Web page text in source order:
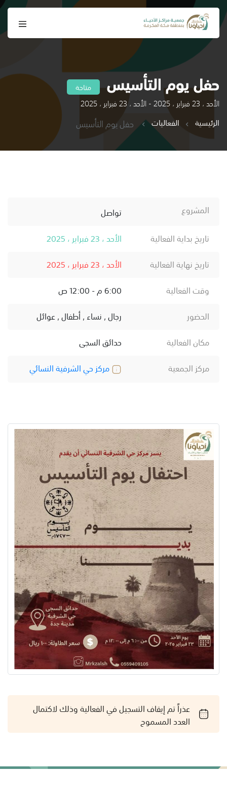
حفل يوم التأسيس متاحة
الأحد ، 23 فبراير ، 2025 - الأحد ، 23 فبراير ، 2025
الرئيسية
الفعاليات حفل يوم التأسيس
المشروع
تواصل
تاريخ بداية الفعالية
الأحد ، 23 فبراير ، 2025
تاريخ نهاية الفعالية
الأحد ، 23 فبراير ، 2025
وقت الفعالية
6:00 م - 12:00 ص
الحضور
رجال , نساء , أطفال , عوائل
مكان الفعالية
حدائق السجى
مركز الجمعية
مركز حي الشرفية النسائي
عذراً تم إيقاف التسجيل في الفعالية وذلك لاكتمال
العدد المسموح